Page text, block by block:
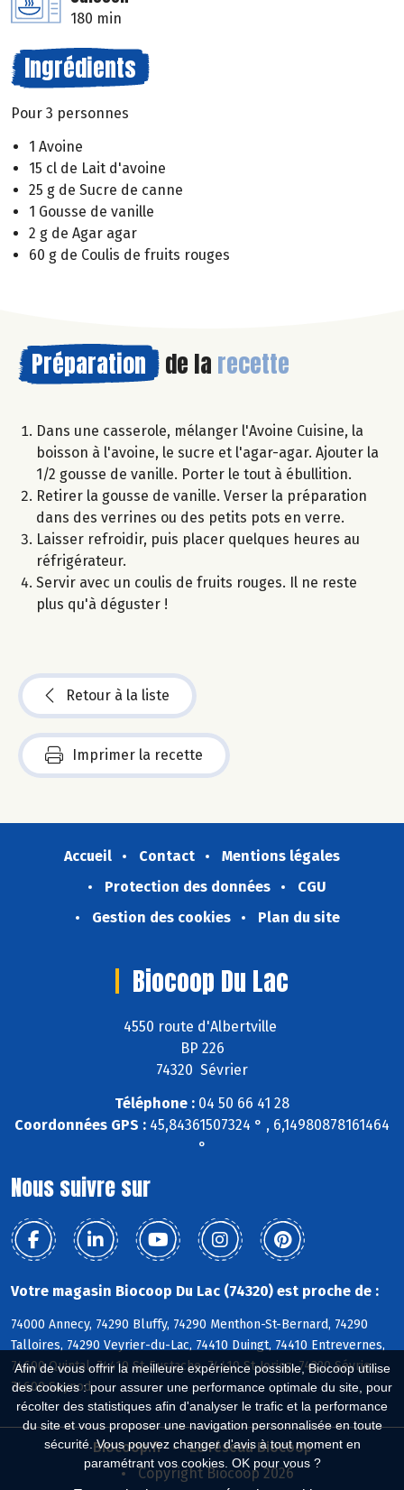
Afin de vous offrir la meilleure expérience possible, Biocoop utilise
des cookies : pour assurer une performance optimale du site, pour
récolter des statistiques afin d'analyser le trafic et la performance
du site et vous proposer une navigation personnalisée en toute
sécurité. Vous pouvez changer d'avis à tout moment en
paramétrant vos cookies. OK pour vous ?
180 min
Ingrédients
Pour 3 personnes
1 Avoine
15 cl de Lait d'avoine
25 g de Sucre de canne
1 Gousse de vanille
2 g de Agar agar
60 g de Coulis de fruits rouges
Préparation de la recette
Dans une casserole, mélanger l'Avoine Cuisine, la
boisson à l'avoine, le sucre et l'agar-agar. Ajouter la
1/2 gousse de vanille. Porter le tout à ébullition.
Retirer la gousse de vanille. Verser la préparation
dans des verrines ou des petits pots en verre.
Laisser refroidir, puis placer quelques heures au
réfrigérateur.
Servir avec un coulis de fruits rouges. Il ne reste
plus qu'à déguster !
Retour à la liste
Imprimer la recette
Accueil Contact
Mentions légales
Protection des données
CGU
Gestion des cookies
Plan du site
Biocoop Du Lac
4550 route d'Albertville
BP 226
74320 Sévrier
Téléphone : 04 50 66 41 28
Coordonnées GPS : 45,84361507324 ° , 6,14980878161464
°
Nous suivre sur
Votre magasin Biocoop Du Lac (74320) est proche de :
74000 Annecy, 74290 Bluffy, 74290 Menthon-St-Bernard, 74290
Talloires, 74290 Veyrier-du-Lac, 74410 Duingt, 74410 Entrevernes,
74600 Quintal, 74410 St-Eustache, 74410 St-Jorioz, 74320 Sévrier,
74600 Seynod
Biocoop.fr
Le réseau Biocoop
Copyright Biocoop 2026